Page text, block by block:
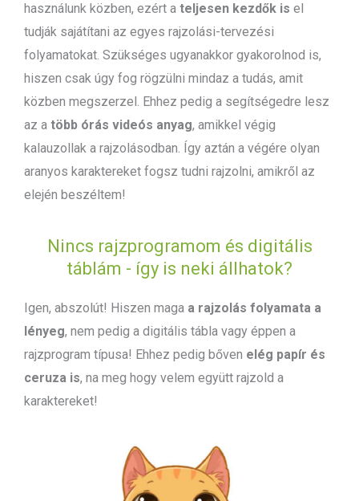
használunk közben, ezért a teljesen kezdők is el
tudják sajátítani az egyes rajzolási-tervezési
folyamatokat. Szükséges ugyanakkor gyakorolnod is,
hiszen csak úgy fog rögzülni mindaz a tudás, amit
közben megszerzel. Ehhez pedig a segítségedre lesz
az a több órás videós anyag, amikkel végig
kalauzollak a rajzolásodban. Így aztán a végére olyan
aranyos karaktereket fogsz tudni rajzolni, amikről az
elején beszéltem!
Nincs rajzprogramom és digitális
táblám - így is neki állhatok?
Igen, abszolút! Hiszen maga a rajzolás folyamata a
lényeg, nem pedig a digitális tábla vagy éppen a
rajzprogram típusa! Ehhez pedig bőven elég papír és
ceruza is, na meg hogy velem együtt rajzold a
karaktereket!